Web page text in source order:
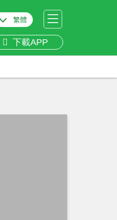
繁體
下載APP